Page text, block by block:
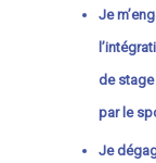
Je
de stage
par le
Je